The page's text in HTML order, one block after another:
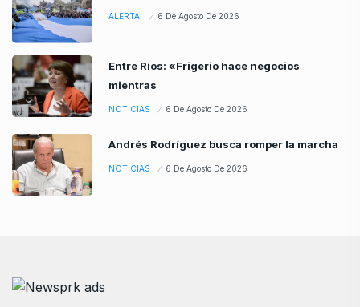
ALERTA! 6 De Agosto De 2026
Entre Ríos: «Frigerio hace negocios
mientras
NOTICIAS 6 De Agosto De 2026
Andrés Rodríguez busca romper la marcha
NOTICIAS 6 De Agosto De 2026